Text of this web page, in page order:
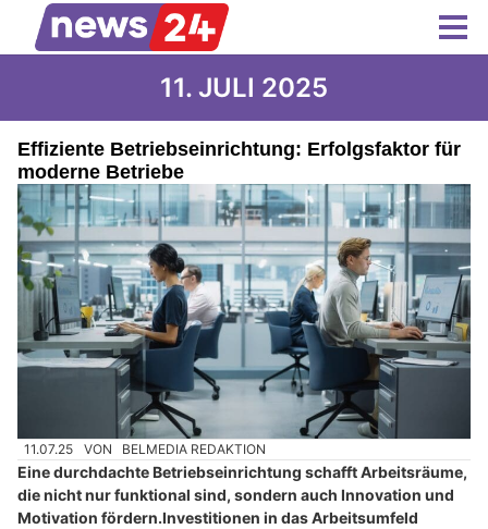
11. JULI 2025
Effiziente Betriebseinrichtung: Erfolgsfaktor für
moderne Betriebe
11.07.25 VON BELMEDIA REDAKTION
Eine durchdachte Betriebseinrichtung schafft Arbeitsräume,
die nicht nur funktional sind, sondern auch Innovation und
Motivation fördern.Investitionen in das Arbeitsumfeld